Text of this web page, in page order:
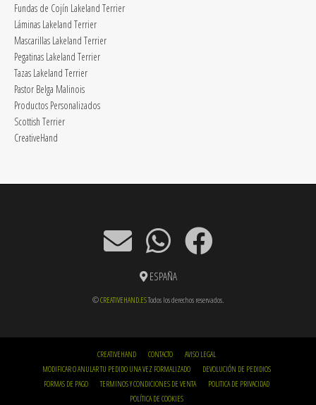
Fundas de Cojín Lakeland Terrier
Láminas Lakeland Terrier
Mascarillas Lakeland Terrier
Pegatinas Lakeland Terrier
Tazas Lakeland Terrier
Pastor Belga Malinois
Productos Personalizados
Scottish Terrier
CreativeHand
ESPAÑA
©CREATIVEHAND.ESTodos los derechos reservados.
CREATIVEHAND CONTACTO
AVISO LEGAL
MODIFICAR O ANULAR TU PEDIDO UNA VEZ FORMALIZADO
DEVOLUCIÓN DE PEDIDIOS
FORMAS DE PAGO
TERMINOS Y CONDICIONES DE VENTA
POLITICA DE PRIVACIDAD
POLÍTICA DE COOKIES